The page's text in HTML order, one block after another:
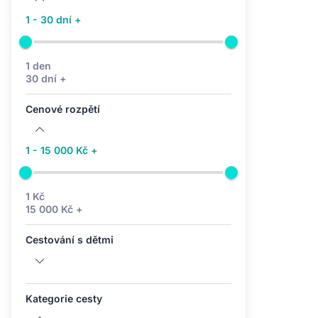
1 - 30 dní +
1 den
30 dní +
Cenové rozpětí
1 - 15 000 Kč +
1 Kč
15 000 Kč +
Cestování s dětmi
Kategorie cesty